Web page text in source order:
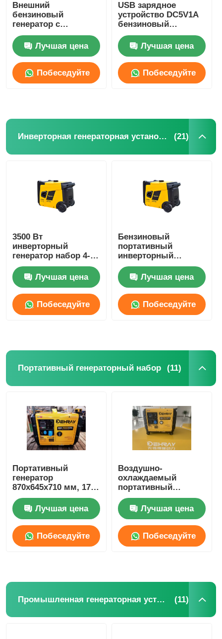
Внешний
бензиновый
генератор с
однофазным
параллельным
бензиновым
генератором для
строительства
Лучшая цена
Побеседуйте
USB зарядное
устройство DC5V1A
бензиновый
генератор энергии
одноцилиндровый
портативный
бензиновый
генератор
Лучшая цена
Побеседуйте
Инверторная генераторная установка (21)
3500 Вт
инверторный
генератор набор 4-
тактный генератор
набор генератор
OHV двигатель
Лучшая цена
Побеседуйте
Бензиновый
портативный
инверторный
генератор 3500 Вт 8
часов
Электрический
бензиновый
генератор
Лучшая цена
Побеседуйте
Портативный генераторный набор (11)
Портативный
генератор
870x645x710 мм, 175
кг, 8 часов, 5 кВт
Лучшая цена
Побеседуйте
Воздушно-
охлаждаемый
портативный
дизельный
генератор 5 кВт
Лучшая цена
Побеседуйте
Промышленная генераторная установка (11)